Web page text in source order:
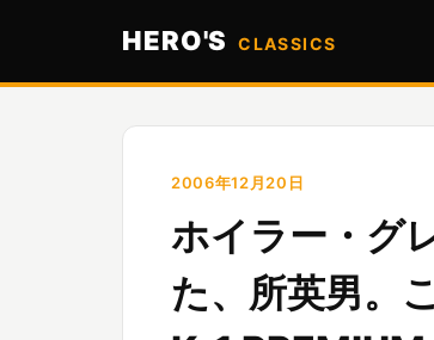
HERO'S CLASSICS
2006年12月20日
ホイラー・グ
た、所英男。